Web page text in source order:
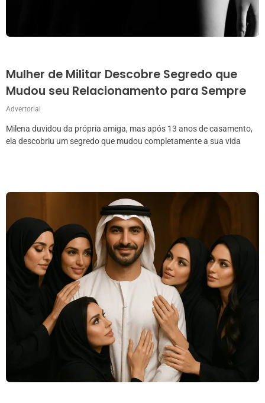
Mulher de Militar Descobre Segredo que
Mudou seu Relacionamento para Sempre
Advertorial
Milena duvidou da própria amiga, mas após 13 anos de casamento,
ela descobriu um segredo que mudou completamente a sua vida